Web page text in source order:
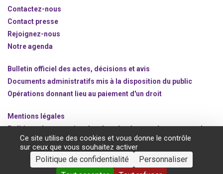
Contactez-nous
Contact presse
Rejoignez-nous
Notre agenda
Bulletin officiel des actes, décisions et avis
Documents administratifs mis à la disposition du public
Opérations donnant lieu au paiement d'un droit
Mentions légales
Politique de protection des données à caractère personnel
Gestion des cookies
Ce site utilise des cookies et vous donne le contrôle
sur ceux que vous souhaitez activer
Personnaliser
Politique de confidentialité